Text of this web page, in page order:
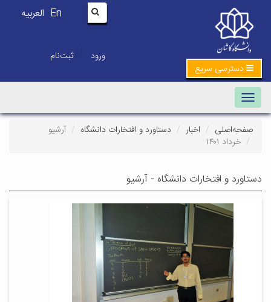
En العربیه
ورود | ثبت‌نام
دسترسی سریع
Toggle navigation
صفحه‌اصلی اخبار دستاورد و افتخارات دانشگاه
آرشیو
خرداد ۱۴۰۱
دستاورد و افتخارات دانشگاه - آرشیو